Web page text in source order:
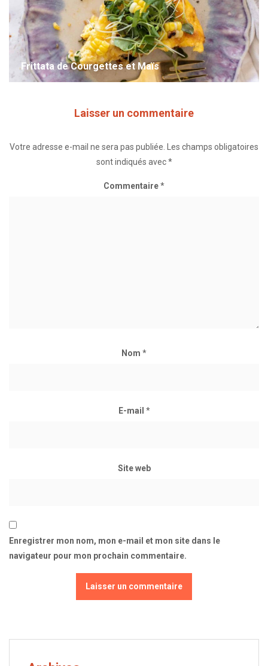
Frittata de Courgettes et Maïs
Laisser un commentaire
Votre adresse e-mail ne sera pas publiée. Les champs obligatoires
sont indiqués avec*
Commentaire*
Nom *
E-mail *
Site web
Enregistrer mon nom, mon e-mail et mon site dans le
navigateur pour mon prochain commentaire.